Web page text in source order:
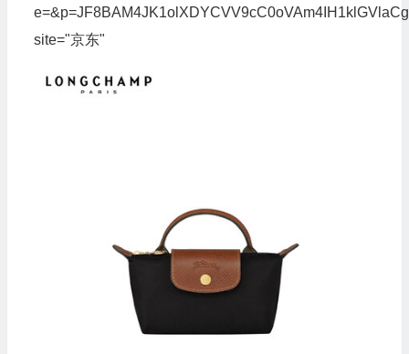
site="京东"